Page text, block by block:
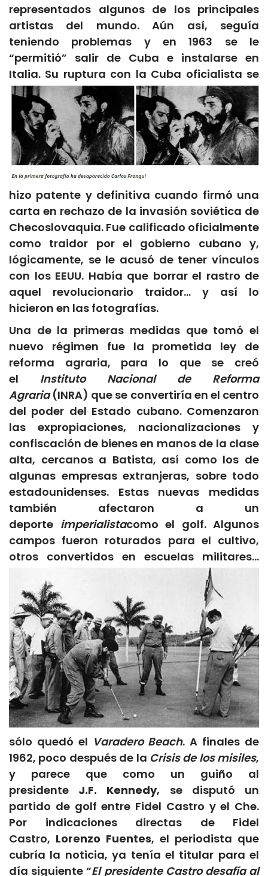
representados algunos de los principales
artistas del mundo. Aún así, seguía
teniendo problemas y en 1963 se le
“permitió” salir de Cuba e instalarse en
Italia. Su ruptura con la Cuba oficialista se
hizo patente y definitiva cuando firmó una
carta en rechazo de la invasión soviética de
Checoslovaquia. Fue calificado oficialmente
como traidor por el gobierno cubano y,
lógicamente, se le acusó de tener vínculos
con los EEUU. Había que borrar el rastro de
aquel revolucionario traidor… y así lo
hicieron en las fotografías.
Una de la primeras medidas que tomó el
nuevo régimen fue la prometida ley de
reforma agraria, para lo que se creó
el Instituto Nacional de Reforma
Agraria(INRA) que se convertiría en el centro
del poder del Estado cubano. Comenzaron
las expropiaciones, nacionalizaciones y
confiscación de bienes en manos de la clase
alta, cercanos a Batista, así como los de
algunas empresas extranjeras, sobre todo
estadounidenses. Estas nuevas medidas
también afectaron a un
deporte imperialistacomo el golf. Algunos
campos fueron roturados para el cultivo,
otros convertidos en escuelas militares…
sólo quedó el Varadero Beach. A finales de
1962, poco después de la Crisis de los misiles,
y parece que como un guiño al
presidente J.F. Kennedy, se disputó un
partido de golf entre Fidel Castro y el Che.
Por indicaciones directas de Fidel
Castro, Lorenzo Fuentes, el periodista que
cubría la noticia, ya tenía el titular para el
día siguiente “El presidente Castro desafía al